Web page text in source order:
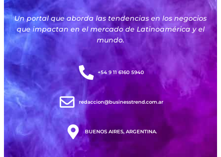
Un portal que aborda las tendencias en los negocios
que impactan en el mercado de Latinoamérica y el
mundo.
+54 9 11 6160 5940
redaccion@businesstrend.com.ar
BUENOS AIRES, ARGENTINA.